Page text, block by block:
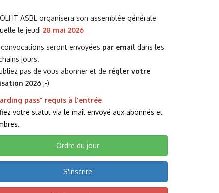
ASBL organisera son assemblée générale
le jeudi 28 mai 2026
seront envoyées par email dans les
jours.
pas de vous abonner et de régler votre
2026 ;-)
pass" requis à l'entrée
votre statut via le mail envoyé aux abonnés et
Ordre du jour
S'inscrire